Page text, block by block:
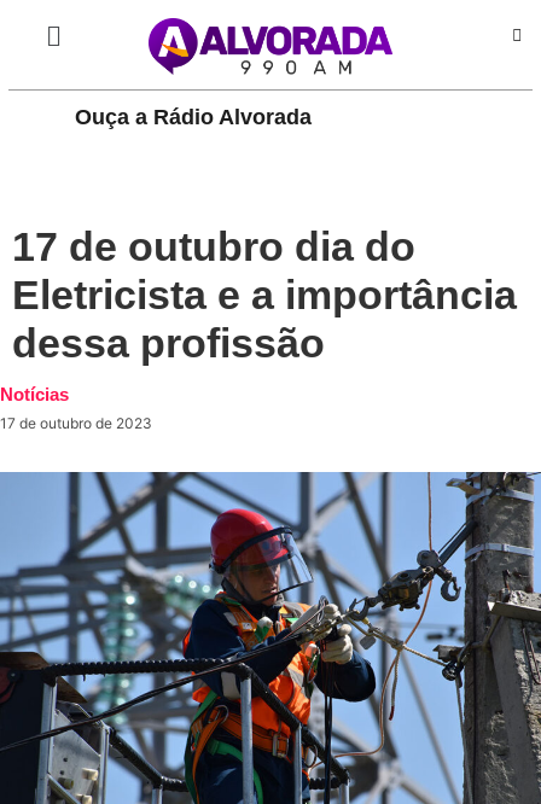
Ouça a Rádio Alvorada
17 de outubro dia do
Eletricista e a importância
dessa profissão
Notícias
17 de outubro de 2023